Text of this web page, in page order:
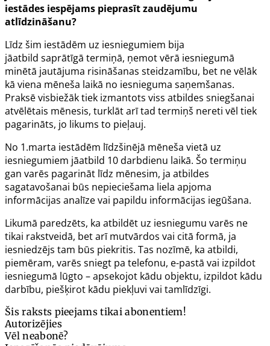
iestādes iespējams pieprasīt zaudējumu
atlīdzināšanu?
Līdz šim iestādēm uz iesniegumiem bija
jāatbild saprātīgā termiņā, ņemot vērā iesniegumā
minētā jautājuma risināšanas steidzamību, bet ne vēlāk
kā viena mēneša laikā no iesnieguma saņemšanas.
Praksē visbiežāk tiek izmantots viss atbildes sniegšanai
atvēlētais mēnesis, turklāt arī tad termiņš nereti vēl tiek
pagarināts, jo likums to pieļauj.
No 1.marta iestādēm līdzšinējā mēneša vietā uz
iesniegumiem jāatbild 10 darbdienu laikā. Šo termiņu
gan varēs pagarināt līdz mēnesim, ja atbildes
sagatavošanai būs nepieciešama liela apjoma
informācijas analīze vai papildu informācijas iegūšana.
Likumā paredzēts, ka atbildēt uz iesniegumu varēs ne
tikai rakstveidā, bet arī mutvārdos vai citā formā, ja
iesniedzējs tam būs piekritis. Tas nozīmē, ka atbildi,
piemēram, varēs sniegt pa telefonu, e-pastā vai izpildot
iesniegumā lūgto – apsekojot kādu objektu, izpildot kādu
darbību, piešķirot kādu piekļuvi vai tamlīdzīgi.
Šis raksts pieejams tikai abonentiem!
Autorizējies
Vēl neabonē?